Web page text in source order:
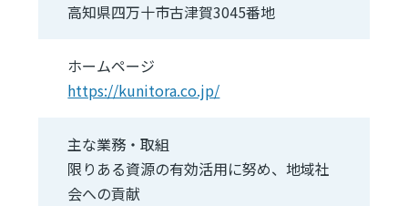
高知県四万十市古津賀3045番地
ホームページ
https://kunitora.co.jp/
主な業務・取組
限りある資源の有効活用に努め、地域社
会への貢献